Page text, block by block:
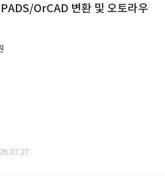
OrCAD 변환 및 오토라우